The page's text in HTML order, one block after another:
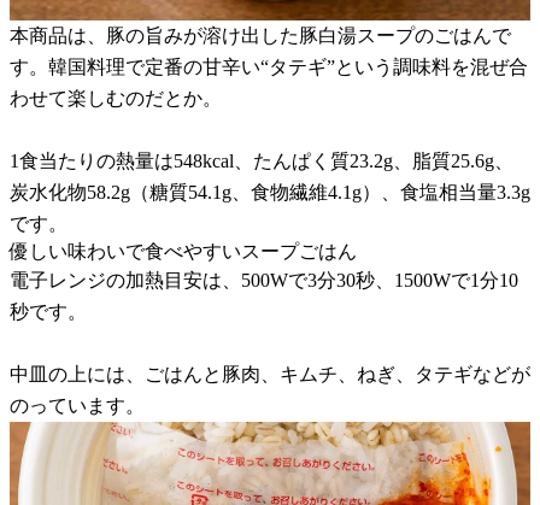
本商品は、豚の旨みが溶け出した豚白湯スープのごはんで
す。韓国料理で定番の甘辛い“タテギ”という調味料を混ぜ合
わせて楽しむのだとか。
1食当たりの熱量は548kcal、たんぱく質23.2g、脂質25.6g、
炭水化物58.2g（糖質54.1g、食物繊維4.1g）、食塩相当量3.3g
です。
優しい味わいで食べやすいスープごはん
電子レンジの加熱目安は、500Wで3分30秒、1500Wで1分10
秒です。
中皿の上には、ごはんと豚肉、キムチ、ねぎ、タテギなどが
のっています。